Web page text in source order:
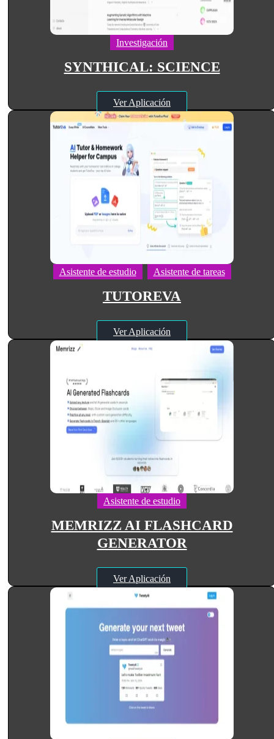
Investigación
SYNTHICAL: SCIENCE
Ver Aplicación
Asistente de estudio Asistente de tareas
TUTOREVA
Ver Aplicación
Asistente de estudio
MEMRIZZ AI FLASHCARD
GENERATOR
Ver Aplicación